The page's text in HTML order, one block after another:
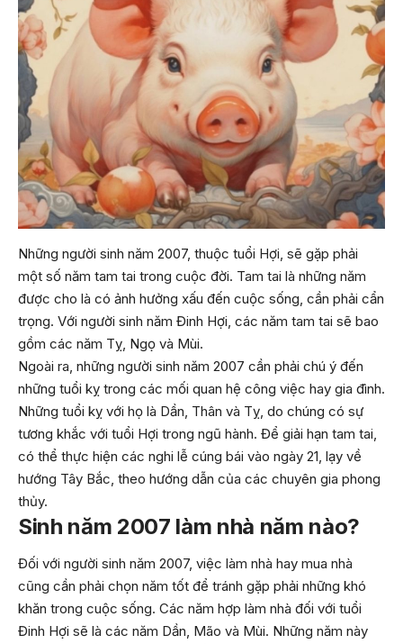
Những người sinh năm 2007, thuộc tuổi Hợi, sẽ gặp phải
một số năm tam tai trong cuộc đời. Tam tai là những năm
được cho là có ảnh hưởng xấu đến cuộc sống, cần phải cẩn
trọng. Với người sinh năm Đinh Hợi, các năm tam tai sẽ bao
gồm các năm Tỵ, Ngọ và Mùi.
Ngoài ra, những người sinh năm 2007 cần phải chú ý đến
những tuổi kỵ trong các mối quan hệ công việc hay gia đình.
Những tuổi kỵ với họ là Dần, Thân và Tỵ, do chúng có sự
tương khắc với tuổi Hợi trong ngũ hành. Để giải hạn tam tai,
có thể thực hiện các nghi lễ cúng bái vào ngày 21, lạy về
hướng Tây Bắc, theo hướng dẫn của các chuyên gia phong
thủy.
Sinh năm 2007 làm nhà năm nào?
Đối với người sinh năm 2007, việc làm nhà hay mua nhà
cũng cần phải chọn năm tốt để tránh gặp phải những khó
khăn trong cuộc sống. Các năm hợp làm nhà đối với tuổi
Đinh Hợi sẽ là các năm Dần, Mão và Mùi. Những năm này